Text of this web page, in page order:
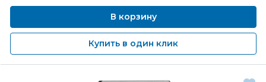
В корзину
Купить в один клик